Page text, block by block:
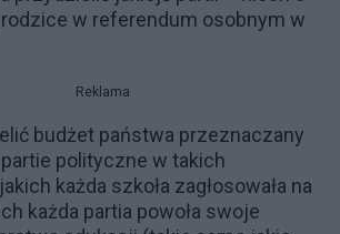
w referendum osobnym w
Reklama
budżet państwa przeznaczany
polityczne w takich
każda szkoła zagłosowała na
każda partia powoła swoje